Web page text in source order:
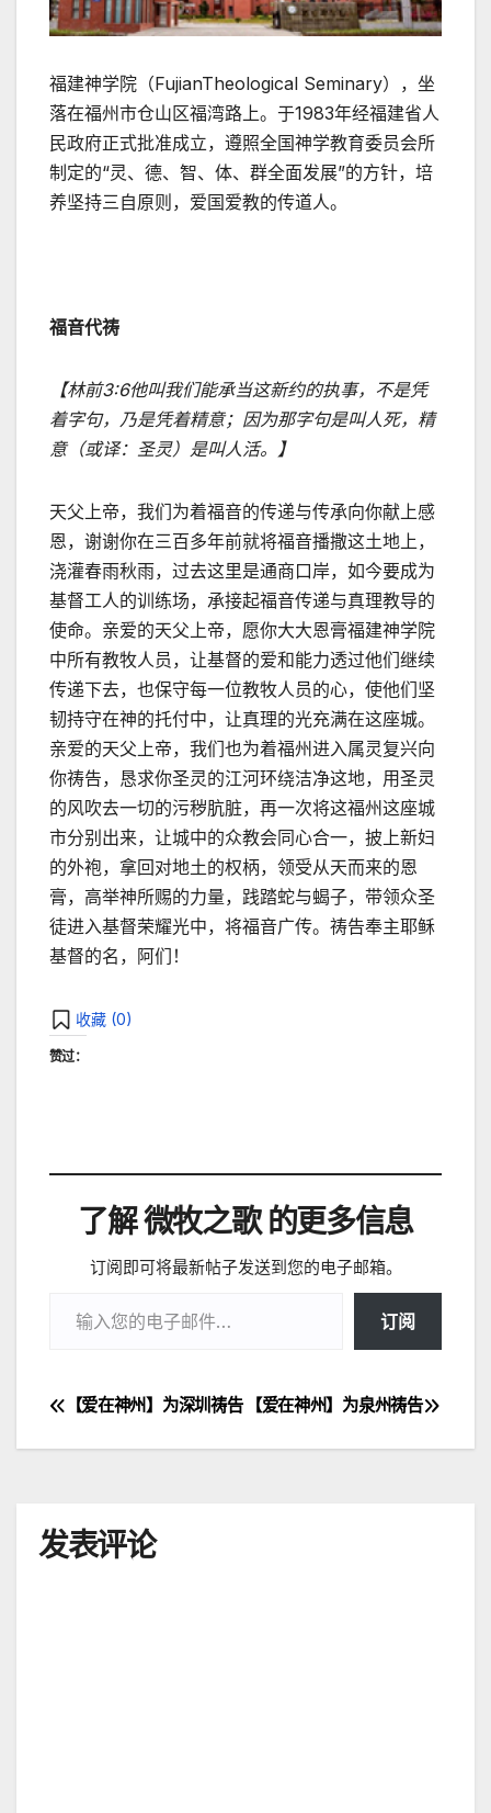
福建神学院（FujianTheological Seminary），坐
落在福州市仓山区福湾路上。于1983年经福建省人
民政府正式批准成立，遵照全国神学教育委员会所
制定的“灵、德、智、体、群全面发展”的方针，培
养坚持三自原则，爱国爱教的传道人。
福音代祷
【林前3:6他叫我们能承当这新约的执事，不是凭
着字句，乃是凭着精意；因为那字句是叫人死，精
意（或译：圣灵）是叫人活。】
天父上帝，我们为着福音的传递与传承向你献上感
恩，谢谢你在三百多年前就将福音播撒这土地上，
浇灌春雨秋雨，过去这里是通商口岸，如今要成为
基督工人的训练场，承接起福音传递与真理教导的
使命。亲爱的天父上帝，愿你大大恩膏福建神学院
中所有教牧人员，让基督的爱和能力透过他们继续
传递下去，也保守每一位教牧人员的心，使他们坚
韧持守在神的托付中，让真理的光充满在这座城。
亲爱的天父上帝，我们也为着福州进入属灵复兴向
你祷告，恳求你圣灵的江河环绕洁净这地，用圣灵
的风吹去一切的污秽肮脏，再一次将这福州这座城
市分别出来，让城中的众教会同心合一，披上新妇
的外袍，拿回对地土的权柄，领受从天而来的恩
膏，高举神所赐的力量，践踏蛇与蝎子，带领众圣
徒进入基督荣耀光中，将福音广传。祷告奉主耶稣
基督的名，阿们！
收藏 (0)
赞过：
了解 微牧之歌 的更多信息
订阅即可将最新帖子发送到您的电子邮箱。
订阅
文
章
航
【爱在神州】为泉州祷告
【爱在神州】为深圳祷告
发表评论